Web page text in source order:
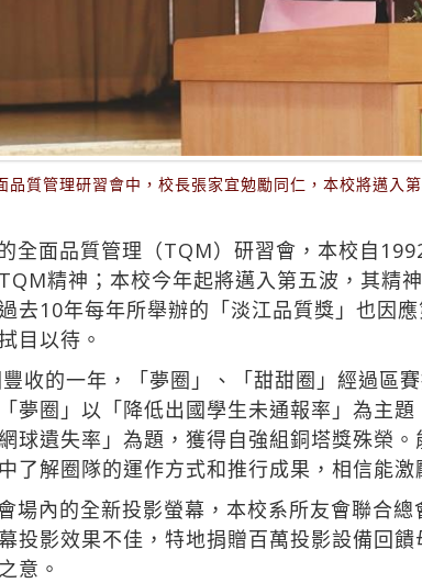
品質管理研習會中，校長張家宜勉勵同仁，本校將邁入
全面品質管理（TQM）研習會，本校自
精神；本校今年起將邁入第五波，其精
去10年每年所舉辦的「淡江品質獎」也因
目以待。
收的一年，「夢圈」、「甜甜圈」經過區
夢圈」以「降低出國學生未通報率」為主
球遺失率」為題，獲得自強組銅塔獎殊榮
了解圈隊的運作方式和推行成果，相信能激
場內的全新投影螢幕，本校系所友會聯合
投影效果不佳，特地捐贈百萬投影設備回
意。